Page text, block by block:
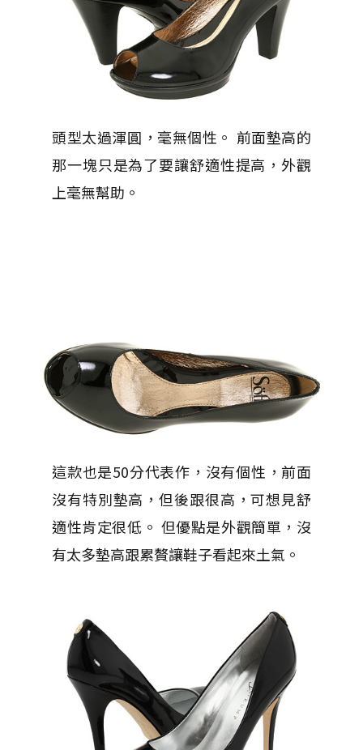
頭型太過渾圓，毫無個性。 前面墊高的
那一塊只是為了要讓舒適性提高，外觀
上毫無幫助。
這款也是50分代表作，沒有個性，前面
沒有特別墊高，但後跟很高，可想見舒
適性肯定很低。 但優點是外觀簡單，沒
有太多墊高跟累贅讓鞋子看起來土氣。